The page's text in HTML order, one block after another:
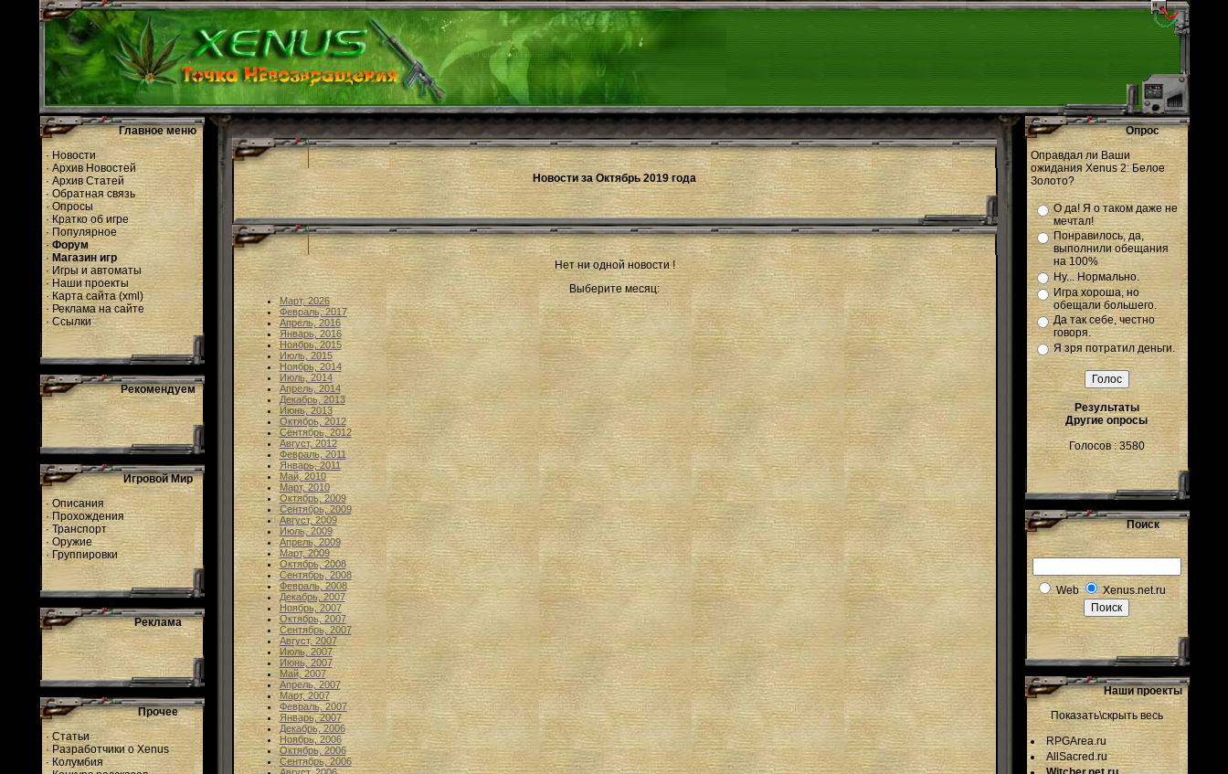
Главное меню
·Новости
·Архив Новостей
·Архив Статей
·Обратная связь
·Опросы
·Кратко об игре
· Популярное
· Форум
·Магазин игр
· Игры и автоматы
·Наши проекты
·Карта сайта(xml )
·Реклама на сайте
·Ссылки
Рекомендуем
Игровой Мир
·Описания
·Прохождения
·Транспорт
·Оружие
·Группировки
Реклама
Прочее
·Статьи
·Разработчики о Xenus
·Колумбия
Новости за Октябрь 2019 года
Нет ни одной новости !
Выберите месяц:
Март, 2026
Февраль, 2017
Апрель, 2016
Январь, 2016
Ноябрь, 2015
Июль, 2015
Ноябрь, 2014
Июль, 2014
Апрель, 2014
Декабрь, 2013
Июнь, 2013
Октябрь, 2012
Сентябрь, 2012
Август, 2012
Февраль, 2011
Январь, 2011
Май, 2010
Март, 2010
Октябрь, 2009
Сентябрь, 2009
Август, 2009
Июль, 2009
Апрель, 2009
Март, 2009
Октябрь, 2008
Сентябрь, 2008
Февраль, 2008
Декабрь, 2007
Ноябрь, 2007
Октябрь, 2007
Сентябрь, 2007
Август, 2007
Июль, 2007
Июнь, 2007
Май, 2007
Апрель, 2007
Март, 2007
Февраль, 2007
Январь, 2007
Декабрь, 2006
Ноябрь, 2006
Октябрь, 2006
Сентябрь, 2006
Опрос
Оправдал ли Ваши
ожидания Xenus 2: Белое
Золото?
О да! Я о таком даже не
мечтал!
Понравилось, да,
выполнили обещания
на 100%
Ну... Нормально.
Игра хороша, но
обещали большего.
Да так себе, честно
говоря.
Я зря потратил деньги.
Результаты
Другие опросы
Голосов : 3580
Поиск
Web Xenus.net.ru
Наши проекты
Показать\скрыть весь
RPGArea.ru
AllSacred.ru